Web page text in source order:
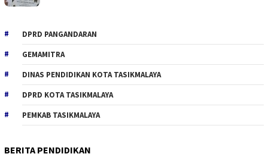
DPRD PANGANDARAN
GEMAMITRA
DINAS PENDIDIKAN KOTA TASIKMALAYA
DPRD KOTA TASIKMALAYA
PEMKAB TASIKMALAYA
BERITA PENDIDIKAN